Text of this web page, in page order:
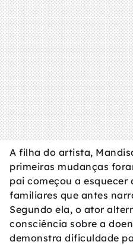
A filha do artista,
primeiras mudanças
pai começou a esquecer
familiares que antes
Segundo ela, o ator
consciência sobre a
demonstra dificuldade